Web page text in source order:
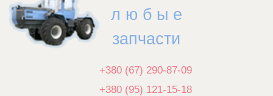
л ю б ы е
запчасти
+380 (67) 290-87-09
+380 (95) 121-15-18